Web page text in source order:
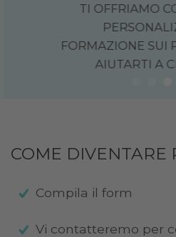
TI OFFRIAMO
FORMAZIONE SUI
AIUTARTI A
COME DIVENTARE
Compila il form
Vi contatteremo per